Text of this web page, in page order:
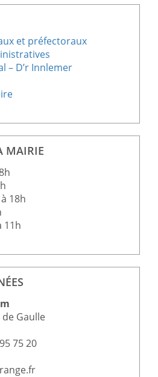
et préfectoraux
– D’r Innlemer
MAIRIE
18h
11h
Gaulle
75 20